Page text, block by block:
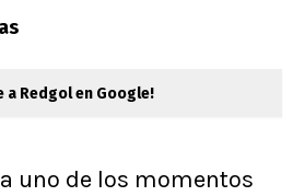
a Redgol en Google!
uno de los momentos